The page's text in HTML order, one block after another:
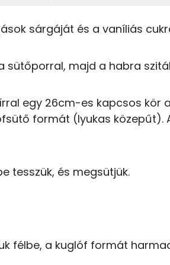
E
A
sárgáját és a vaníliás
sütőporral, majd a habra
egy 26cm-es kapcsos kör
formát (lyukas közepűt).
tesszük, és megsütjük.
félbe, a kuglóf formát